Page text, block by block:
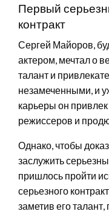
Первый
контракт
Сергей Майоров,
актером, мечтал о
талант и
незамеченными, и
карьеры он
режиссеров и
Однако, чтобы
заслужить
пришлось пройти
серьезного
заметив его